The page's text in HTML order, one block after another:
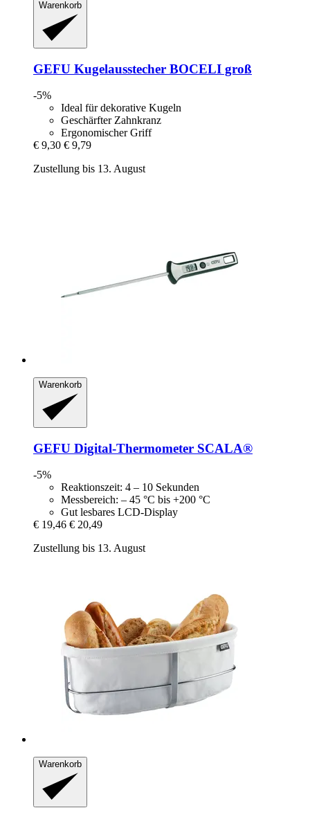
Warenkorb
GEFU Kugelausstecher BOCELI groß
-5%
Ideal für dekorative Kugeln
Geschärfter Zahnkranz
Ergonomischer Griff
€ 9,30 € 9,79
Zustellung bis 13. August
Warenkorb
GEFU Digital-​Thermometer SCALA®
-5%
Reaktionszeit: 4 – 10 Sekunden
Messbereich: – 45 °C bis +200 °C
Gut lesbares LCD-Display
€ 19,46 € 20,49
Zustellung bis 13. August
Warenkorb